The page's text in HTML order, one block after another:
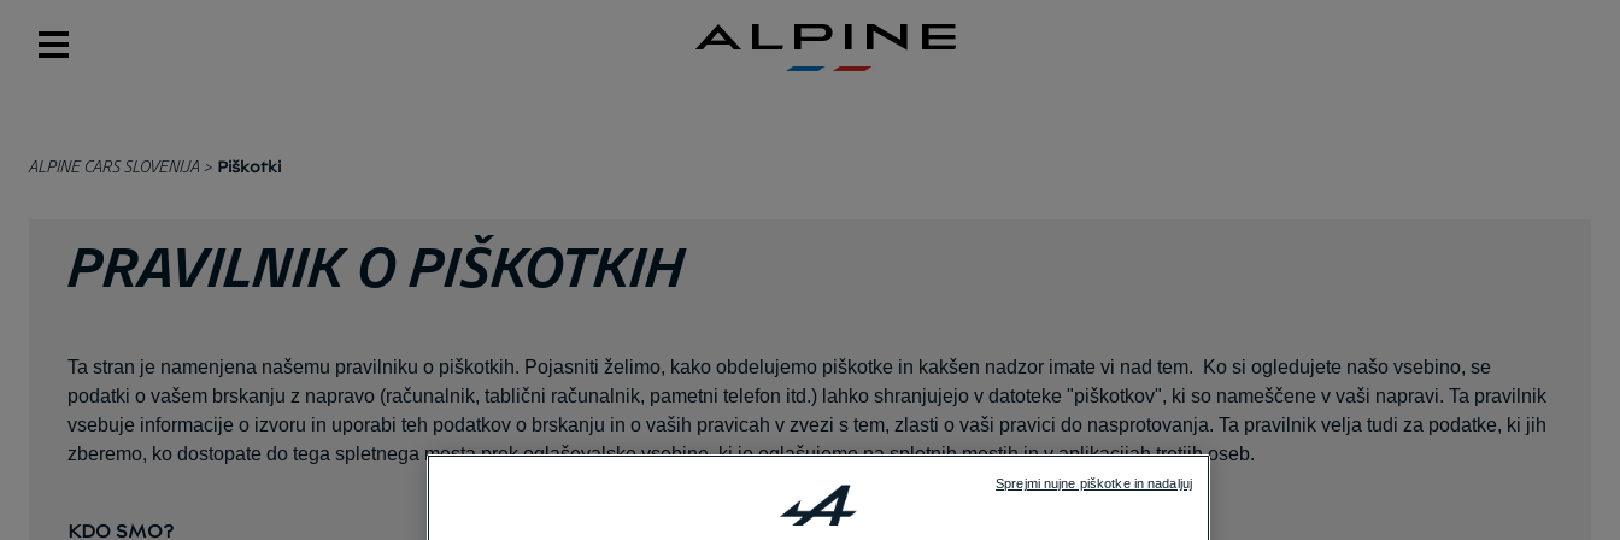
ALPINE
ALPINE CARS SLOVENIJA > Piškotki
PRAVILNIK O PIŠKOTKIH
Ta stran je namenjena našemu pravilniku o piškotkih. Pojasniti želimo, kako obdelujemo piškotke in kakšen nadzor imate vi nad tem. Ko si ogledujete našo vsebino, se
podatki o vašem brskanju z napravo (računalnik, tablični računalnik, pametni telefon itd.) lahko shranjujejo v datoteke "piškotkov", ki so nameščene v vaši napravi. Ta pravilnik
vsebuje informacije o izvoru in uporabi teh podatkov o brskanju in o vaših pravicah v zvezi s tem, zlasti o vaši pravici do nasprotovanja. Ta pravilnik velja tudi za podatke, ki jih
zberemo, ko dostopate do tega spletnega mesta prek oglaševalske vsebine, ki jo oglašujemo na spletnih mestih in v aplikacijah tretjih oseb.
KDO SMO?
Sprejmi nujne piškotke in nadaljuj